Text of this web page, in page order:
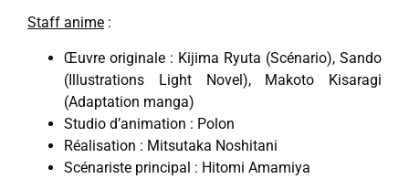
Staff anime :
Œuvre originale : Kijima Ryuta (Scénario), Sando
(Illustrations Light Novel), Makoto Kisaragi
(Adaptation manga)
Studio d’animation : Polon
Réalisation : Mitsutaka Noshitani
Scénariste principal : Hitomi Amamiya